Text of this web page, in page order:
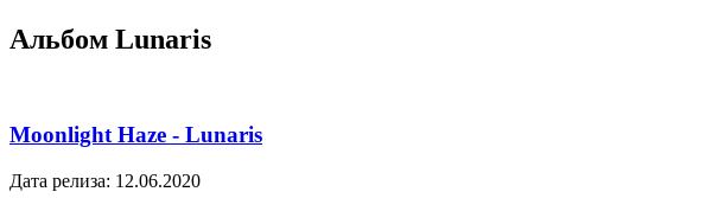
Альбом Lunaris
Moonlight Haze - Lunaris
Дата релиза: 12.06.2020